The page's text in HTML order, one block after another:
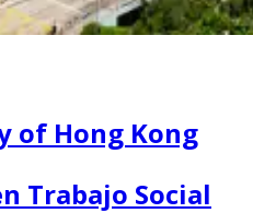
of Hong Kong
Trabajo Social